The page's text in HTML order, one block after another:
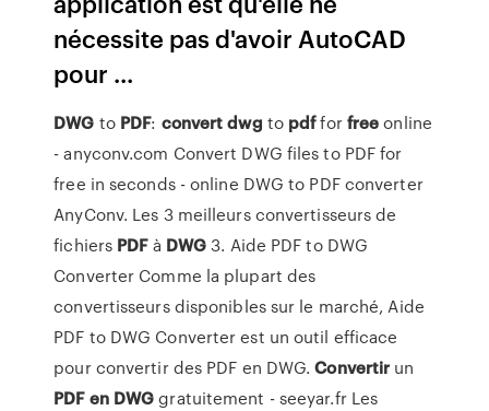
nécessite pas d'avoir AutoCAD
pour ...
DWG to PDF: convert dwg to pdfforfreeonline
- anyconv.com Convert DWG files to PDF for
free in seconds - online DWG to PDF converter
AnyConv. Les 3 meilleurs convertisseurs de
fichiers PDFà DWG3. Aide PDF to DWG
Converter Comme la plupart des
convertisseurs disponibles sur le marché, Aide
PDF to DWG Converter est un outil efficace
pour convertir des PDF en DWG.Convertir un
PDF en DWGgratuitement - seeyar.fr Les